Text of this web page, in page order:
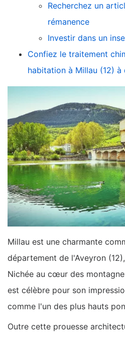
Recherchez un
rémanence
Investir dans un
Confiez le traitement
habitation à Millau (12) à
Millau est une charmante
département de l'Aveyron
Nichée au cœur des
est célèbre pour son
comme l'un des plus hauts
Outre cette prouesse